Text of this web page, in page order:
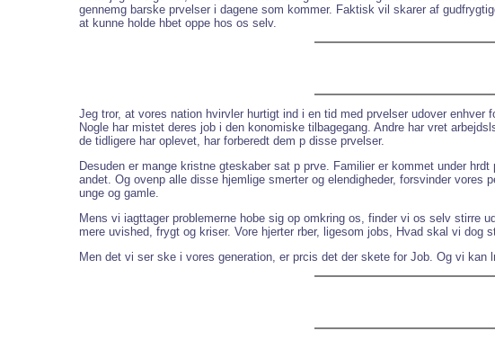
gennemg barske prvelser i dagene som kommer. Faktisk vil skarer af
at kunne holde hbet oppe hos os selv.
Jeg tror, at vores nation hvirvler hurtigt ind i en tid med prvelser udover
Nogle har mistet deres job i den konomiske tilbagegang. Andre har vret
de tidligere har oplevet, har forberedt dem p disse prvelser.
Desuden er mange kristne gteskaber sat p prve. Familier er kommet under
andet. Og ovenp alle disse hjemlige smerter og elendigheder, forsvinder vores
unge og gamle.
Mens vi iagttager problemerne hobe sig op omkring os, finder vi os selv
mere uvished, frygt og kriser. Vore hjerter rber, ligesom jobs, Hvad skal vi
Men det vi ser ske i vores generation, er prcis det der skete for Job. Og vi kan